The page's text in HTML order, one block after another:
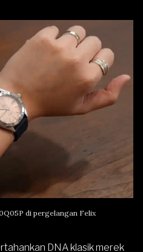
di pergelangan Felix
DNA klasik merek